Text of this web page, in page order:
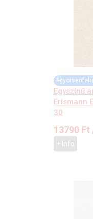
Egyszínű
Erismann
30
13790 Ft
+ Info